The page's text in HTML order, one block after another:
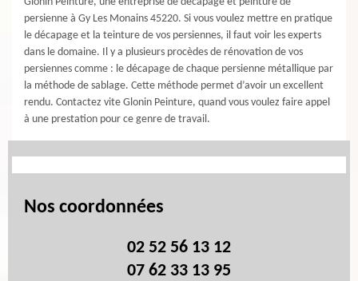
persienne à Gy Les Monains 45220. Si vous voulez mettre en pratique
le décapage et la teinture de vos persiennes, il faut voir les experts
dans le domaine. Il y a plusieurs procèdes de rénovation de vos
persiennes comme : le décapage de chaque persienne métallique par
la méthode de sablage. Cette méthode permet d’avoir un excellent
rendu. Contactez vite Glonin Peinture, quand vous voulez faire appel
à une prestation pour ce genre de travail.
Nos coordonnées
02 52 56 13 12
07 62 33 13 95